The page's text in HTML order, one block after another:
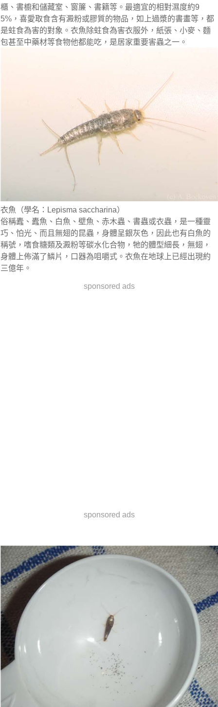
櫃、書櫥和儲藏室、窗簾、書籍等。最適宜的相對濕度約9
5%，喜愛取食含有澱粉或膠質的物品，如上過漿的書畫等，都
是蛀食為害的對象。衣魚除蛀食為害衣服外，紙張、小麥、麵
包甚至中藥材等食物他都能吃，是居家重要害蟲之一。
衣魚（學名：Lepisma saccharina）
俗稱蠹、蠹魚、白魚、壁魚、赤木蟲、書蟲或衣蟲，是一種靈
巧、怕光、而且無翅的昆蟲，身體呈銀灰色，因此也有白魚的
稱號，嗜食糖類及澱粉等碳水化合物，牠的體型細長，無翅，
身體上佈滿了鱗片，口器為咀嚼式。衣魚在地球上已經出現約
三億年。
sponsored ads
sponsored ads